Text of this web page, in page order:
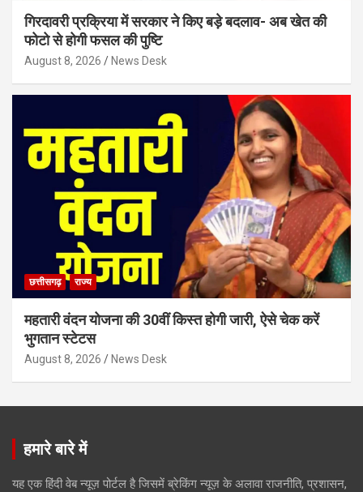
गिरदावरी प्रक्रिया में सरकार ने किए बड़े बदलाव- अब खेत की
फोटो से होगी फसल की पुष्टि
August 8, 2026 News Desk
छत्तीसगढ़ राज्य
महतारी वंदन योजना की 30वीं किस्त होगी जारी, ऐसे चेक करें
भुगतान स्टेटस
August 8, 2026 News Desk
हमारे बारे में
यह एक हिंदी वेब न्यूज़ पोर्टल है जिसमें ब्रेकिंग न्यूज़ के अलावा राजनीति, प्रशासन,